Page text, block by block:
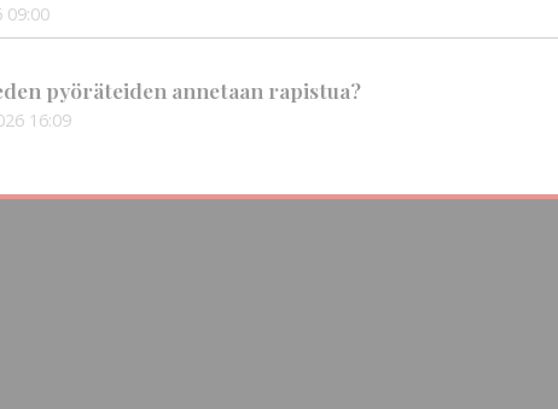
09:00
pyöräteiden annetaan rapistua?
16:09